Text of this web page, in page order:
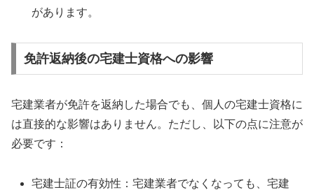
があります。
免許返納後の宅建士資格への影響
宅建業者が免許を返納した場合でも、個人の宅建士資格に
は直接的な影響はありません。ただし、以下の点に注意が
必要です：
宅建士証の有効性：宅建業者でなくなっても、宅建